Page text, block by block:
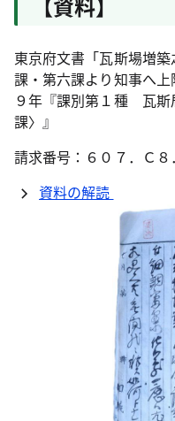
東京府文書「瓦斯場増
課・第六課より知事へ
９年『課別第１種 瓦斯
課〉』
請求番号：６０７．Ｃ８
資料の解読